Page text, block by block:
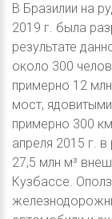
В Бразилии на
2019 г. была
результате
около 300
примерно 12
мост,
примерно 300
апреля 2015 г.
27,5 млн м³
Кузбассе.